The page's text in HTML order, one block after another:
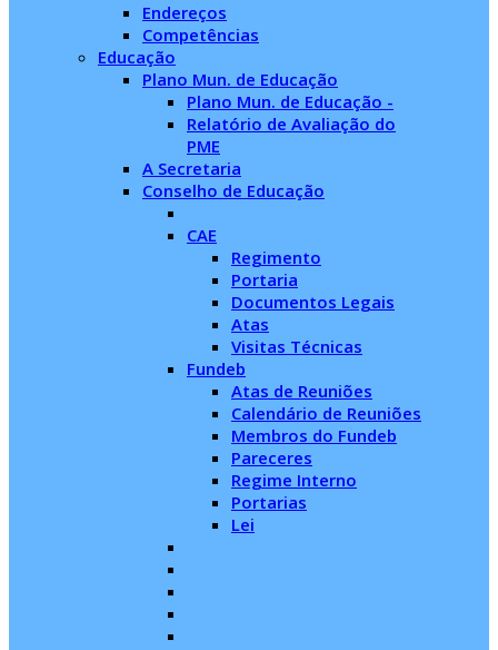
Endereços
Competências
Educação
Plano Mun. de Educação
Plano Mun. de Educação -
Relatório de Avaliação do
PME
A Secretaria
Conselho de Educação
CAE
Regimento
Portaria
Documentos Legais
Atas
Visitas Técnicas
Fundeb
Atas de Reuniões
Calendário de Reuniões
Membros do Fundeb
Pareceres
Regime Interno
Portarias
Lei